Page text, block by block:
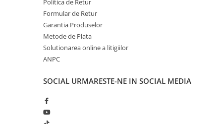
Lampi de ceata
Lampi Gabarit LED
Lampi gabarit auto si remorci
Lampi gabarit cu brat auto si
Lampi numar Inmatriculare
Lampi Stop, Semnalizare & Triple
Politica de Retur
Formular de Retur
Garantia Produselor
Metode de Plata
Solutionarea online a litigiilor
ANPC
SOCIAL URMARESTE-NE IN SOCIAL MEDIA